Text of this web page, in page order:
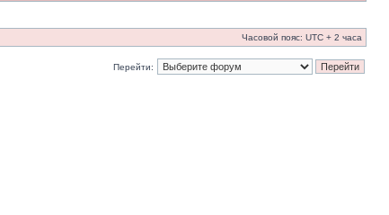
Часовой пояс: UTC + 2 часа
Перейти: